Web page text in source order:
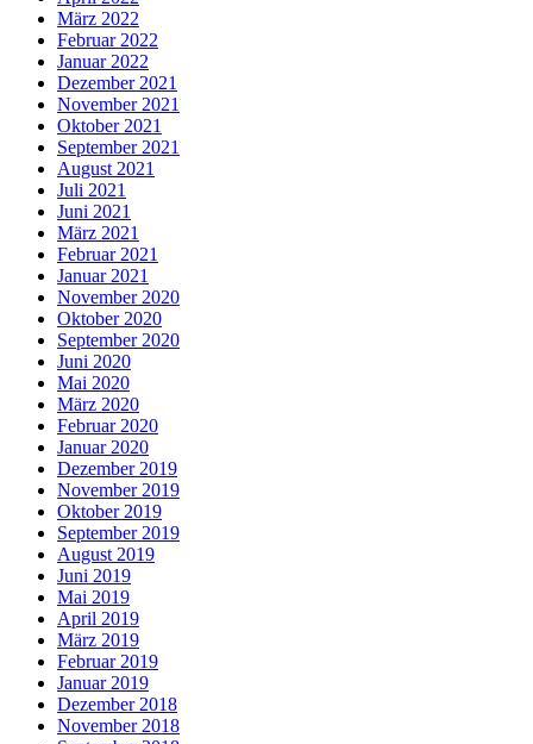
März 2022
Februar 2022
Januar 2022
Dezember 2021
November 2021
Oktober 2021
September 2021
August 2021
Juli 2021
Juni 2021
März 2021
Februar 2021
Januar 2021
November 2020
Oktober 2020
September 2020
Juni 2020
Mai 2020
März 2020
Februar 2020
Januar 2020
Dezember 2019
November 2019
Oktober 2019
September 2019
August 2019
Juni 2019
Mai 2019
April 2019
März 2019
Februar 2019
Januar 2019
Dezember 2018
November 2018